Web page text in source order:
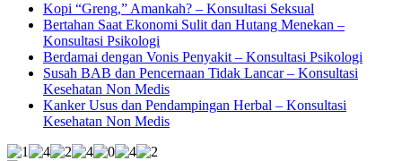
Kopi “Greng,” Amankah? – Konsultasi Seksual
Bertahan Saat Ekonomi Sulit dan Hutang Menekan –
Konsultasi Psikologi
Berdamai dengan Vonis Penyakit – Konsultasi Psikologi
Susah BAB dan Pencernaan Tidak Lancar – Konsultasi
Kesehatan Non Medis
Kanker Usus dan Pendampingan Herbal – Konsultasi
Kesehatan Non Medis